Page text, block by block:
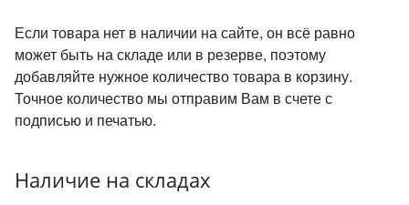
Если товара нет в наличии на сайте, он всё равно
может быть на складе или в резерве, поэтому
добавляйте нужное количество товара в корзину.
Точное количество мы отправим Вам в счете с
подписью и печатью.
Наличие на складах